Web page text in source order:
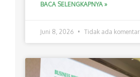
BACA SELENGKAPNYA »
Juni 8, 2026 Tidak ada komentar